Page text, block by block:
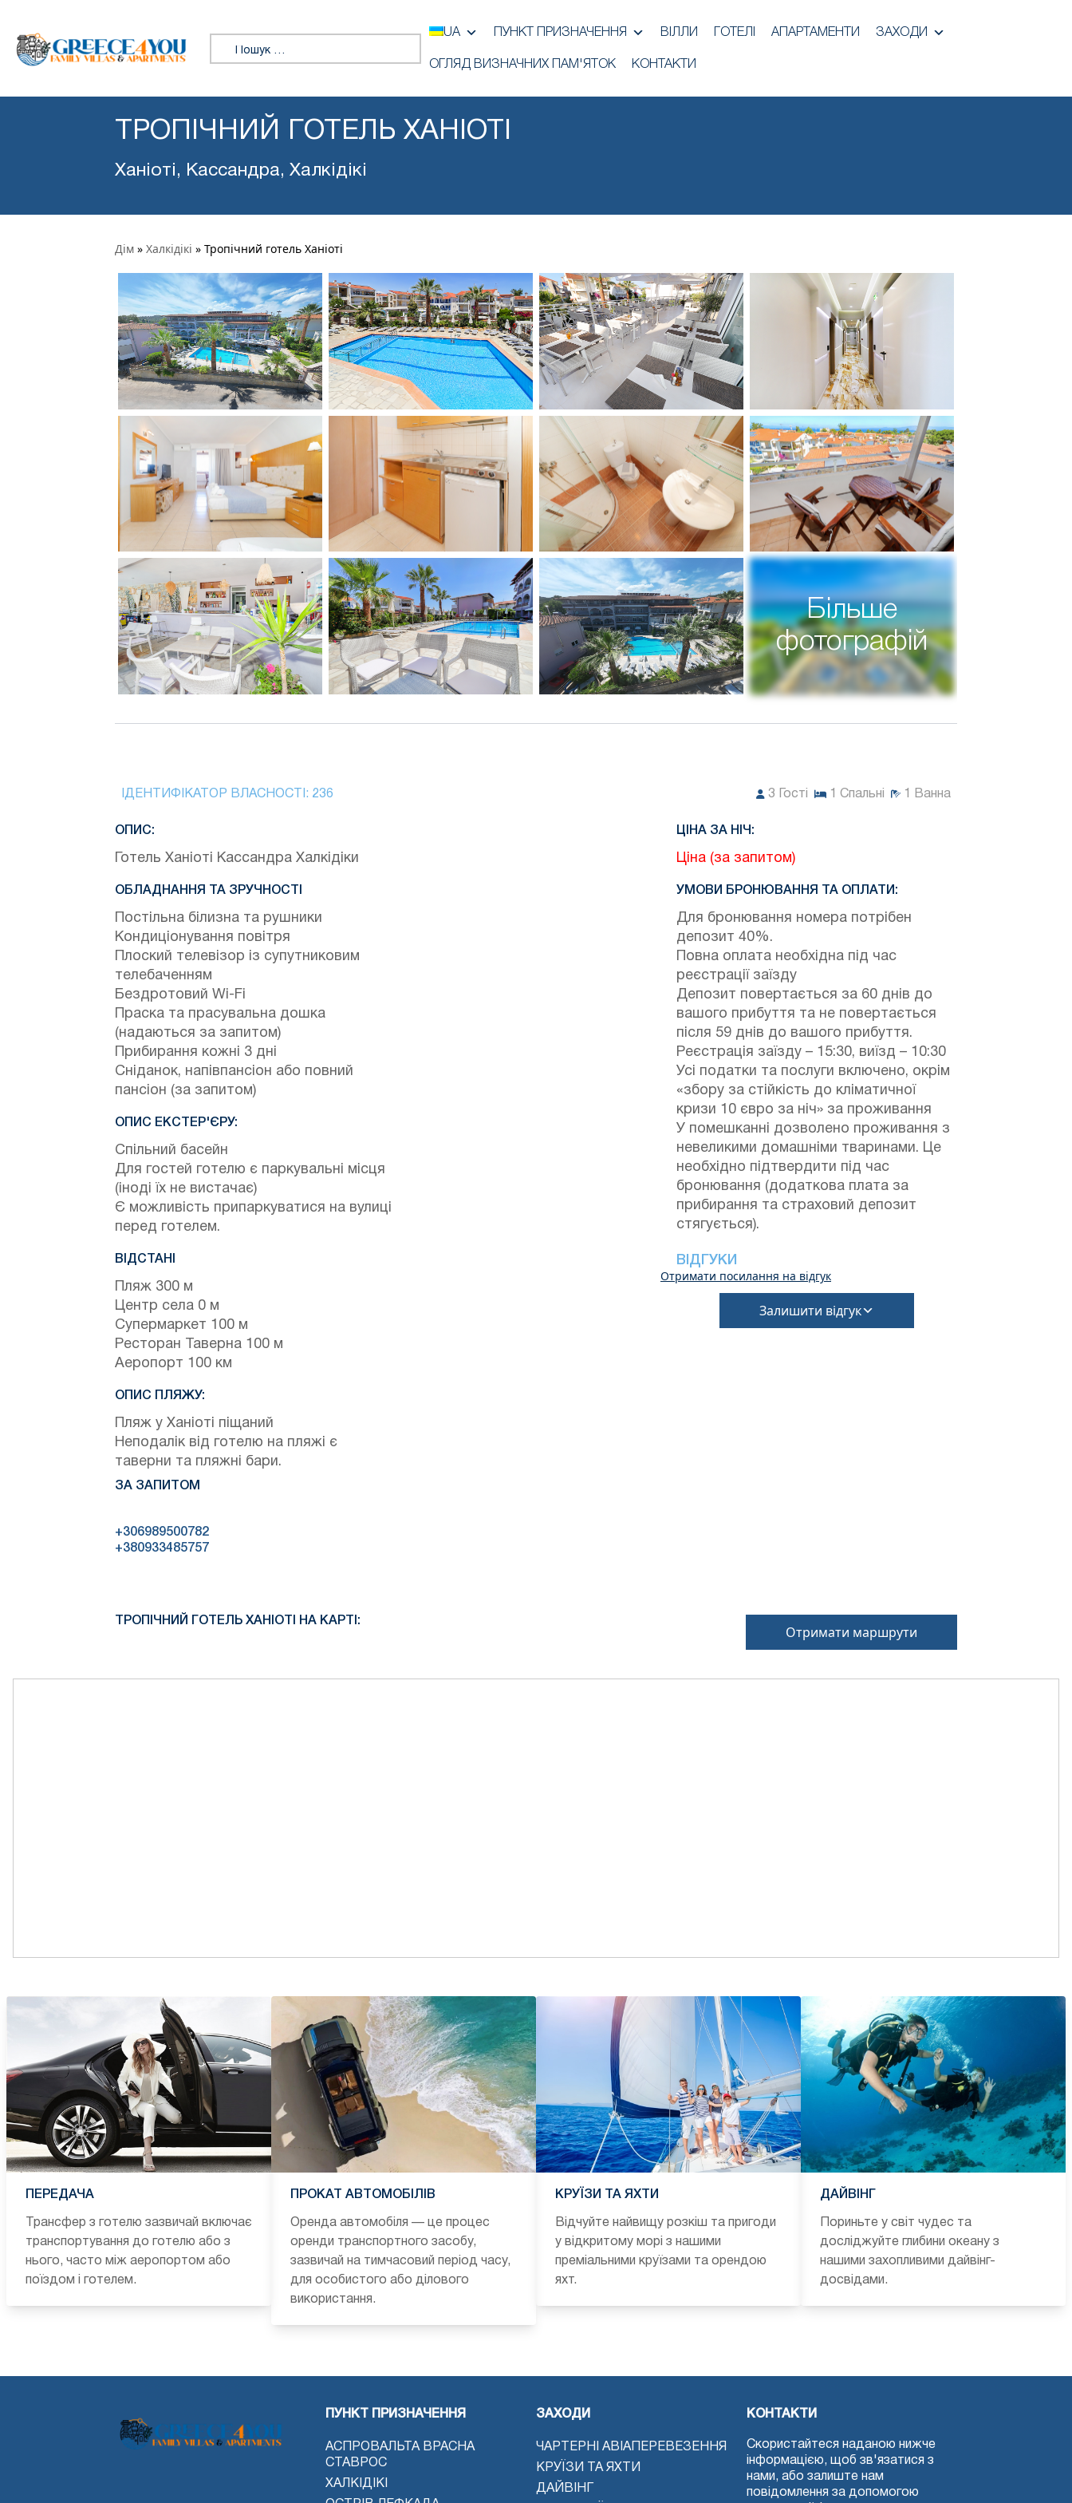
Пошук:
UA ПУНКТ ПРИЗНАЧЕННЯ ВІЛЛИ ГОТЕЛІ АПАРТАМЕНТИ ЗАХОДИ
ОГЛЯД ВИЗНАЧНИХ ПАМ'ЯТОК КОНТАКТИ
ТРОПІЧНИЙ ГОТЕЛЬ ХАНІОТІ
Ханіоті, Кассандра, Халкідікі
Дім » Халкідікі » Тропічний готель Ханіоті
Більше
фотографій
ІДЕНТИФІКАТОР ВЛАСНОСТІ: 236 3 Гості Спальні Ванна
ОПИС:
Готель Ханіоті Кассандра Халкідіки
ОБЛАДНАННЯ ТА ЗРУЧНОСТІ
Постільна білизна та рушники
Кондиціонування повітря
Плоский телевізор із супутниковим
телебаченням
Бездротовий Wi-Fi
Праска та прасувальна дошка
(надаються за запитом)
Прибирання кожні 3 дні
Сніданок, напівпансіон або повний
пансіон (за запитом)
ОПИС ЕКСТЕР'ЄРУ:
Спільний басейн
Для гостей готелю є паркувальні місця
(іноді їх не вистачає)
Є можливість припаркуватися на вулиці
перед готелем.
ВІДСТАНІ
Пляж 300 м
Центр села 0 м
Супермаркет 100 м
Ресторан Таверна 100 м
Аеропорт 100 км
ОПИС ПЛЯЖУ:
Пляж у Ханіоті піщаний
Неподалік від готелю на пляжі є
таверни та пляжні бари.
ЦІНА ЗА НІЧ:
Ціна (за запитом)
УМОВИ БРОНЮВАННЯ ТА ОПЛАТИ:
Для бронювання номера потрібен
депозит 40%.
Повна оплата необхідна під час
реєстрації заїзду
Депозит повертається за 60 днів до
вашого прибуття та не повертається
після 59 днів до вашого прибуття.
Реєстрація заїзду – 15:30, виїзд – 10:30
Усі податки та послуги включено, окрім
«збору за стійкість до кліматичної
кризи 10 євро за ніч» за проживання
У помешканні дозволено проживання з
невеликими домашніми тваринами. Це
необхідно підтвердити під час
бронювання (додаткова плата за
прибирання та страховий депозит
стягується).
ВІДГУКИ
Отримати посилання на відгук
Залишити відгук
ЗА ЗАПИТОМ
+306989500782
+380933485757
ТРОПІЧНИЙ ГОТЕЛЬ ХАНІОТІ НА КАРТІ:
Отримати маршрути
ПЕРЕДАЧА
Трансфер з готелю зазвичай включає
транспортування до готелю або з
нього, часто між аеропортом або
поїздом і готелем.
ПРОКАТ АВТОМОБІЛІВ
Оренда автомобіля — це процес
оренди транспортного засобу,
зазвичай на тимчасовий період часу,
для особистого або ділового
використання.
КРУЇЗИ ТА ЯХТИ
Відчуйте найвищу розкіш та пригоди
у відкритому морі з нашими
преміальними круїзами та орендою
яхт.
ДАЙВІНГ
Пориньте у світ чудес та
досліджуйте глибини океану з
нашими захопливими дайвінг-
досвідами.
ПУНКТ ПРИЗНАЧЕННЯ
АСПРОВАЛЬТА ВРАСНА
СТАВРОС
ХАЛКІДІКІ
ЗАХОДИ
ЧАРТЕРНІ АВІАПЕРЕВЕЗЕННЯ
КРУЇЗИ ТА ЯХТИ
ДАЙВІНГ
КОНТАКТИ
Скористайтеся наданою нижче
інформацією, щоб зв'язатися з
нами, або залиште нам
повідомлення за допомогою